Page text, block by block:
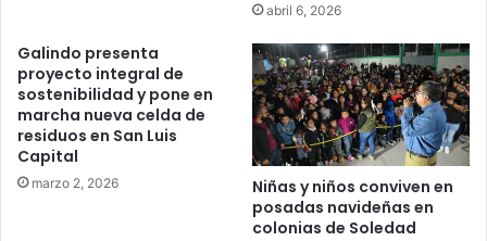
abril 6, 2026
Galindo presenta
proyecto integral de
sostenibilidad y pone en
marcha nueva celda de
residuos en San Luis
Capital
marzo 2, 2026
Niñas y niños conviven en
posadas navideñas en
colonias de Soledad